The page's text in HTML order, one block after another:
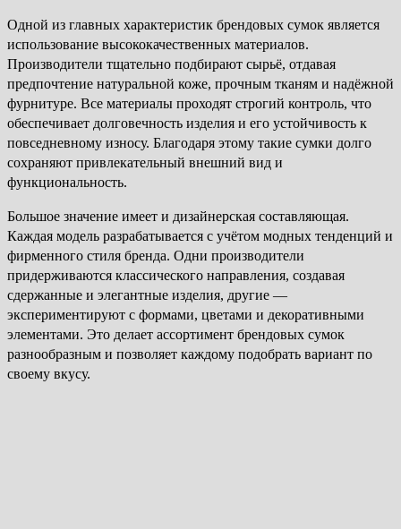
Одной из главных характеристик брендовых сумок является
использование высококачественных материалов.
Производители тщательно подбирают сырьё, отдавая
предпочтение натуральной коже, прочным тканям и надёжной
фурнитуре. Все материалы проходят строгий контроль, что
обеспечивает долговечность изделия и его устойчивость к
повседневному износу. Благодаря этому такие сумки долго
сохраняют привлекательный внешний вид и
функциональность.
Большое значение имеет и дизайнерская составляющая.
Каждая модель разрабатывается с учётом модных тенденций и
фирменного стиля бренда. Одни производители
придерживаются классического направления, создавая
сдержанные и элегантные изделия, другие —
экспериментируют с формами, цветами и декоративными
элементами. Это делает ассортимент брендовых сумок
разнообразным и позволяет каждому подобрать вариант по
своему вкусу.